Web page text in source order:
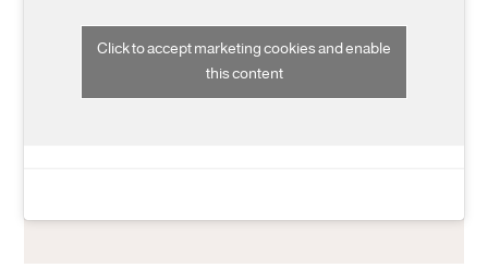
Click to accept marketing cookies and enable
this content